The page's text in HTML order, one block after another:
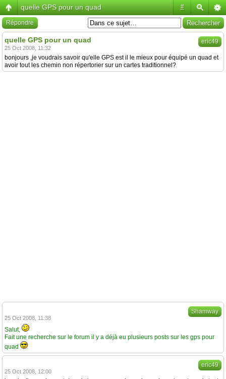
#
quelle GPS pour un quad
Répondre
eric49
quelle GPS pour un quad
25 Oct 2008, 11:32
bonjours ,je voudrais savoir qu'elle GPS est il le mieux pour équipé un quad et
avoir tout les chemin non répertorier sur un cartes traditionnel?
Shamway
25 Oct 2008, 11:38
Salut,
Fait une recherche sur le forum il y a déjà eu plusieurs posts sur les gps pour
quad
eric49
25 Oct 2008, 12:00